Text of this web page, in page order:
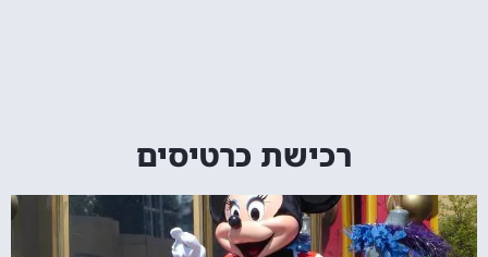
רכישת כרטיסים